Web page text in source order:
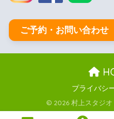
ご予約・お問い合わせ
プライバシ
© 2026 村上スタジ